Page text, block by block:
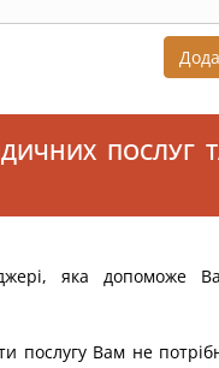
ПОСЛУГ
яка допоможе
послугу Вам не